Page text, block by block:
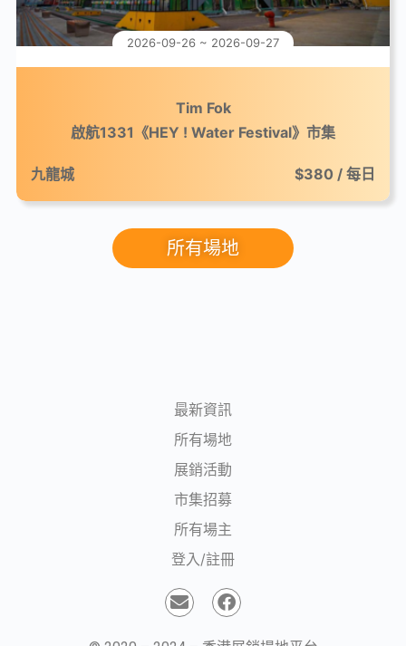
2026-09-26 ~ 2026-09-27
Tim Fok
啟航1331《HEY ! Water Festival》市集
九龍城 $380 / 每日
所有場地
最新資訊
所有場地
展銷活動
市集招募
所有場主
登入/註冊